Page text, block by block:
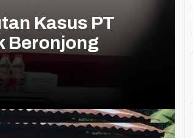
Kasus PT
Beronjong